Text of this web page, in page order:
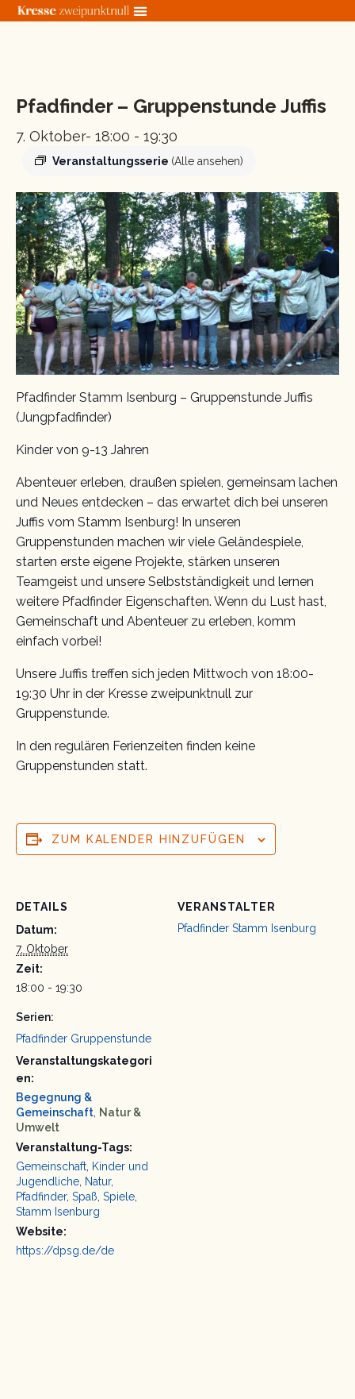
Zum
Pfadfinder – Gruppenstunde Juffis
7. Oktober- 18:00 - 19:30
Veranstaltungsserie (Alle ansehen)
Pfadfinder Stamm Isenburg – Gruppenstunde Juffis
(Jungpfadfinder)
Kinder von 9-13 Jahren
Abenteuer erleben, draußen spielen, gemeinsam lachen
und Neues entdecken – das erwartet dich bei unseren
Juffis vom Stamm Isenburg! In unseren
Gruppenstunden machen wir viele Geländespiele,
starten erste eigene Projekte, stärken unseren
Teamgeist und unsere Selbstständigkeit und lernen
weitere Pfadfinder Eigenschaften. Wenn du Lust hast,
Gemeinschaft und Abenteuer zu erleben, komm
einfach vorbei!
Unsere Juffis treffen sich jeden Mittwoch von 18:00-
19:30 Uhr in der Kresse zweipunktnull zur
Gruppenstunde.
In den regulären Ferienzeiten finden keine
Gruppenstunden statt.
ZUM KALENDER HINZUFÜGEN
DETAILS
Datum:
7. Oktober
Zeit:
18:00 - 19:30
Serien:
Pfadfinder Gruppenstunde
Veranstaltungskategori
en:
Begegnung &
Gemeinschaft Natur &
Umwelt
Veranstaltung-Tags:
Gemeinschaft Kinder und
Jugendliche Natur,
Pfadfinder, Spaß Spiele
Stamm Isenburg
Website:
https://dpsg.de/de
VERANSTALTER
Pfadfinder Stamm Isenburg